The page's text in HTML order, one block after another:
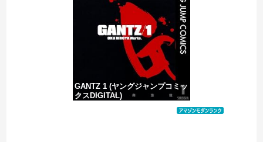
【移民政策反対】イオンの売り場で唐揚げを食う中国人の子供
GANTZ 1 (ヤングジャンプコミッ
クスDIGITAL)
価格：¥100